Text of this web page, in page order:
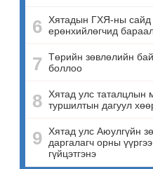
6 Хятадын ГХЯ-ны
ерөнхийлөгчид
7
Төрийн зөвлөлийн
боллоо
8 Хятад улс таталцлын
туршилтын дагуул
9 Хятад улс Аюулгүйн
даргалагч орны
гүйцэтгэнэ